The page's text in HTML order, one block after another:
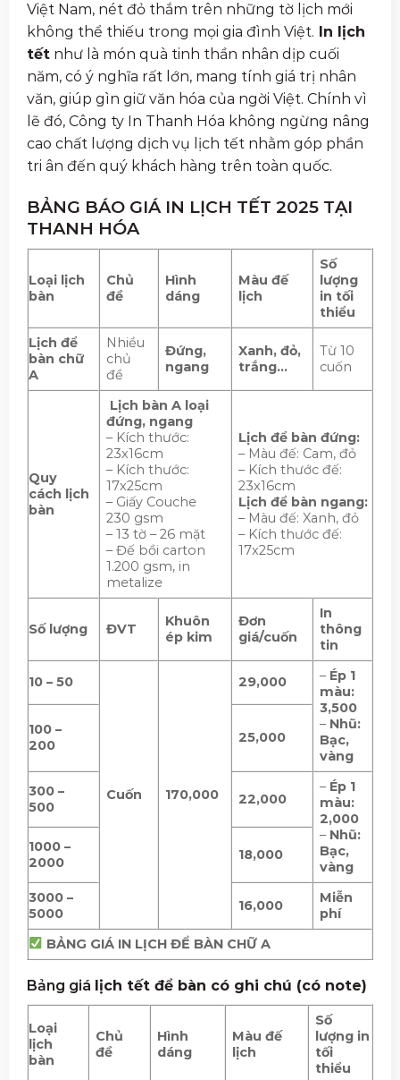
Việt Nam, nét đỏ thắm trên những tờ lịch mới
không thể thiếu trong mọi gia đình Việt. In lịch
tết như là món quà tinh thần nhân dịp cuối
năm, có ý nghĩa rất lớn, mang tính giá trị nhân
văn, giúp gìn giữ văn hóa của ngời Việt. Chính vì
lẽ đó, Công ty In Thanh Hóa không ngừng nâng
cao chất lượng dịch vụ lịch tết nhằm góp phần
tri ân đến quý khách hàng trên toàn quốc.
BẢNG BÁO GIÁ IN LỊCH TẾT 2025 TẠI
THANH HÓA
Loại lịch
bàn
Chủ
đề
Hình
dáng
Màu đế
lịch
Số
lượng
in tối
thiểu
Lịch để
bàn chữ
A
Nhiều
chủ
đề
Đứng,
ngang
Xanh, đỏ,
trắng…
Từ 10
cuốn
Quy
cách lịch
bàn
Lịch bàn A loại
đứng, ngang
– Kích thước:
23x16cm
– Kích thước:
17x25cm
– Giấy Couche
230 gsm
– 13 tờ – 26 mặt
– Đế bồi carton
1.200 gsm, in
metalize
Lịch để bàn đứng:
– Màu đế: Cam, đỏ
– Kích thước đế:
23x16cm
Lịch để bàn ngang:
– Màu đế: Xanh, đỏ
– Kích thước đế:
17x25cm
Số lượng ĐVT
Khuôn
ép kim
Đơn
giá/cuốn
In
thông
tin
10 – 50
Cuốn 170,000
29,000 – Ép 1
màu:
3,500
– Nhũ:
Bạc,
vàng
100 –
200
25,000
300 –
500
22,000
– Ép 1
màu:
2,000
– Nhũ:
Bạc,
vàng
1000 –
2000
18,000
3000 –
5000
16,000
Miễn
phí
BẢNG GIÁ IN LỊCH ĐỂ BÀN CHỮ A
Bảng giá lịch tết để bàn có ghi chú (có note)
Loại
lịch
bàn
Chủ
đề
Hình
dáng
Màu đế
lịch
Số
lượng in
tối
thiểu